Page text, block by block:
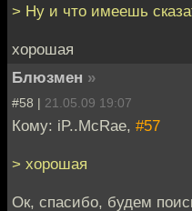
> Ну и что имеешь
хорошая
Блюзмен »
#58 | 21.05.09 19:07
Кому: iP..McRae, #57
> хорошая
Ок, спасибо, будем